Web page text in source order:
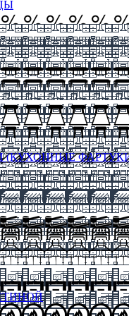
(КУХОННЫЕ